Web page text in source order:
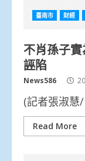
臺南市 財經
不肖孫子
誣陷
News586
(記者張淑慧
Read More